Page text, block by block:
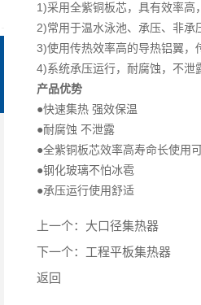
1)采用全紫铜板芯，具有效率高
2)常用于温水泳池、承压、非承
3)使用传热效率高的导热铝翼，
4)系统承压运行，耐腐蚀，不泄
产品优势
●快速集热 强效保温
●耐腐蚀 不泄露
●全紫铜板芯效率高寿命长使用
●钢化玻璃不怕冰雹
●承压运行使用舒适
上一个： 大口径集热器
下一个： 工程平板集热器
返回